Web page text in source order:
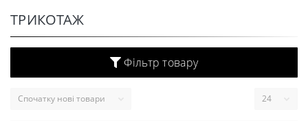
ТРИКОТАЖ
Фільтр товару